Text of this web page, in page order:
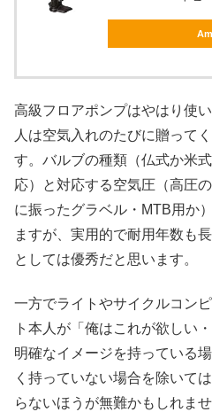
高級フロアポンプはやはり使
人は空気入れのたびに贈って
す。バルブの種類（仏式か米
応）と対応する空気圧（高圧
に振ったグラベル・MTB用か
ますが、実用的で耐用年数も
としては優秀だと思います。
一方でライトやサイクルコン
ト本人が「俺はこれが欲しい
明確なイメージを持っている
く持っていない場合を除いて
らないほうが無難かもしれませ